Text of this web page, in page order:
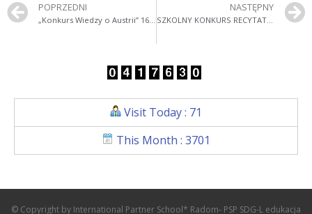
POPRZEDNI
„Konkurs Wiedzy o Austrii” 16.04.2019r.
NASTĘPNY
SZKOLNY KONKURS RECYTATORSKI 25.04.2019r.
Visit Today : 71
This Month : 3701
© Copyright by International Partner School* Radom- PSP SDG-L edukacja